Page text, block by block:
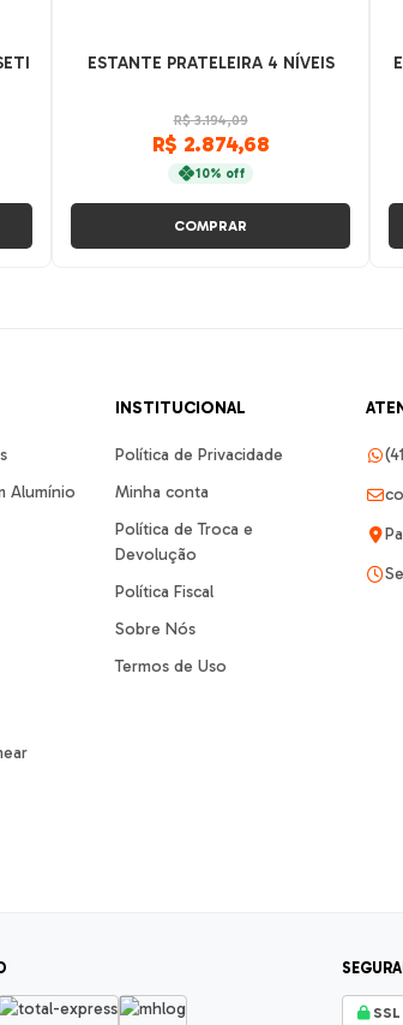
ESTANTE PRATELEIRA 4 NÍVEIS
R$ 3.194,09
R$ 2.874,68
10% off
COMPRAR
Alumínio
INSTITUCIONAL
Política de Privacidade
Minha conta
Política de Troca e
Devolução
Política Fiscal
Sobre Nós
Termos de Uso